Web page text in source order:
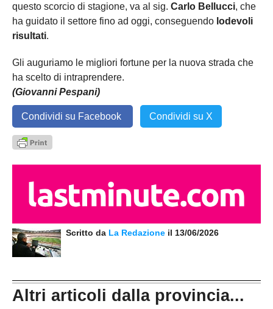
questo scorcio di stagione, va al sig. Carlo Bellucci, che
ha guidato il settore fino ad oggi, conseguendo lodevoli
risultati.
Gli auguriamo le migliori fortune per la nuova strada che
ha scelto di intraprendere.
(Giovanni Pespani)
Condividi su Facebook Condividi su X
Scritto da La Redazione il 13/06/2026
Altri articoli dalla provincia...